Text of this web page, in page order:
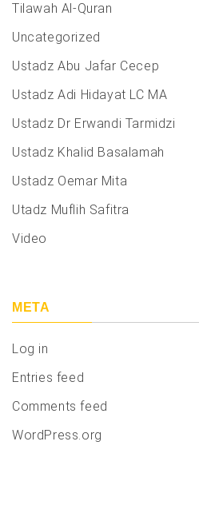
Tilawah Al-Quran
Uncategorized
Ustadz Abu Jafar Cecep
Ustadz Adi Hidayat LC MA
Ustadz Dr Erwandi Tarmidzi
Ustadz Khalid Basalamah
Ustadz Oemar Mita
Utadz Muflih Safitra
Video
META
Log in
Entries feed
Comments feed
WordPress.org